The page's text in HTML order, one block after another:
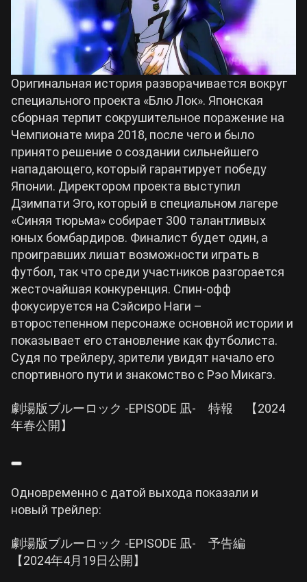
Все игры
Оригинальная история разворачивается вокруг
специального проекта «Блю Лок». Японская
сборная терпит сокрушительное поражение на
Чемпионате мира 2018, после чего и было
принято решение о создании сильнейшего
нападающего, который гарантирует победу
Японии. Директором проекта выступил
Дзимпати Эго, который в специальном лагере
«Синяя тюрьма» собирает 300 талантливых
юных бомбардиров. Финалист будет один, а
проигравших лишат возможности играть в
футбол, так что среди участников разгорается
жесточайшая конкуренция. Спин-офф
фокусируется на Сэйсиро Наги –
второстепенном персонаже основной истории и
показывает его становление как футболиста.
Судя по трейлеру, зрители увидят начало его
спортивного пути и знакомство с Рэо Микагэ.
劇場版ブルーロック -EPISODE 凪- 特報 【2024
年春公開】
Одновременно с датой выхода показали и
новый трейлер:
劇場版ブルーロック -EPISODE 凪- 予告編
【2024年4月19日公開】